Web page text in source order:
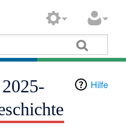
Hilfe